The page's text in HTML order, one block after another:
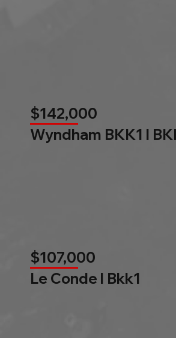
$142,000
Wyndham BKK1 l
$107,000
Le Conde l Bkk1